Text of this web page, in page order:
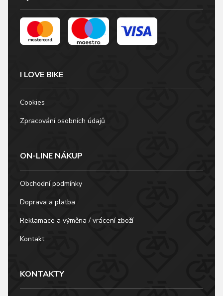
I LOVE BIKE
Cookies
Zpracování osobních údajů
ON-LINE NÁKUP
Obchodní podmínky
Doprava a platba
Reklamace a výměna / vrácení zboží
Kontakt
KONTAKTY